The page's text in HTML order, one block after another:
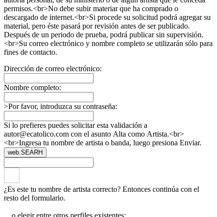
permisos.<br>No debe subir materiar que ha comprado o
descargado de internet.<br>Si procede su solicitud podrá agregar su
material, pero éste pasará por revisión antes de ser publicado.
Después de un periodo de prueba, podrá publicar sin supervisión.
<br>Su correo electrónico y nombre completo se utilizarán sólo para
fines de contacto.
Dirección de correo electrónico:
Nombre completo:
>Por favor, introduzca su contraseña:
Si lo prefieres puedes solicitar esta validación a
autor@ecatolico.com con el asunto Alta como Artista.<br>
<br>Ingresa tu nombre de artista o banda, luego presiona Enviar.
web.SEARH
¿Es este tu nombre de artista correcto? Entonces continúa con el
resto del formulario.
... o elegir entre otros perfiles existentes: